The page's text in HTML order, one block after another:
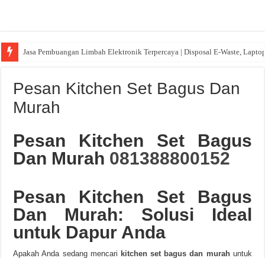
Jasa Pembuangan Limbah Elektronik Terpercaya | Disposal E-Waste,
Pesan Kitchen Set Bagus Dan
Murah
Pesan Kitchen Set Bagus
Dan Murah 081388800152
Pesan Kitchen Set Bagus
Dan Murah: Solusi Ideal
untuk Dapur Anda
Apakah Anda sedang mencari kitchen set bagus dan murahuntuk